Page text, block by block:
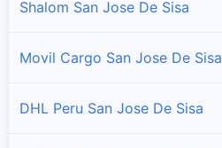
Shalom San Jose De Sisa
Movil Cargo San Jose De Sisa
DHL Peru San Jose De Sisa